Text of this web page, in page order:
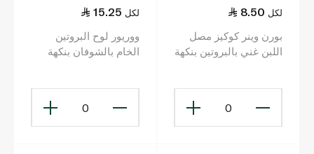
8.50 لكل
بورن وينر كوكيز مصل
اللبن غني بالبروتين بنكهة
0
15.25 لكل
ووريور لوح البروتين
الخام بالشوفان بنكهة
0